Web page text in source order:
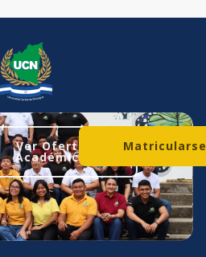
Ver Oferta
Académica